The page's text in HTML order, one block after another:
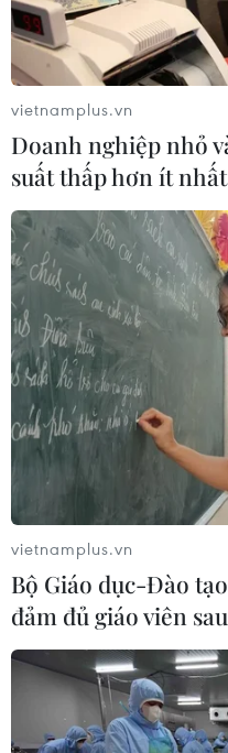
Nhà đầu tư lạc
kéo dài đà tăng
Chốt phiên 7/9, chỉ số
0,9% lên 29.916,14
Hang Seng tăng 0,73%
Shanghai Composite
Chỉ số Nasdaq
vietnamplus.vn
Doanh nghiệp nhỏ
suất thấp hơn ít
vietnamplus.vn
Bộ Giáo dục-Đào
đảm đủ giáo viên